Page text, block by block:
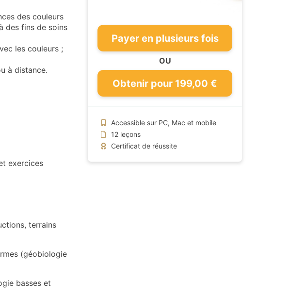
Payer en plusieurs fois
OU
Obtenir pour 199,00 €
Accessible sur PC, Mac et mobile
12 leçons
Certificat de réussite
des couleurs
des fins de soins
les couleurs ;
à distance.
exercices
terrains
(géobiologie
basses et